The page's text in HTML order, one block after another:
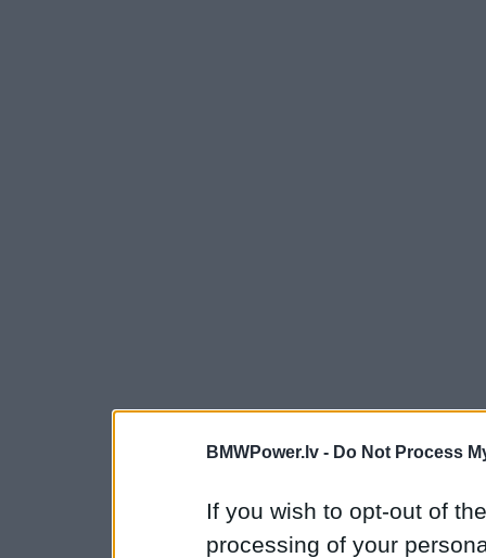
BMWPower.lv - Do Not Process
If you wish to opt-out of
processing of your